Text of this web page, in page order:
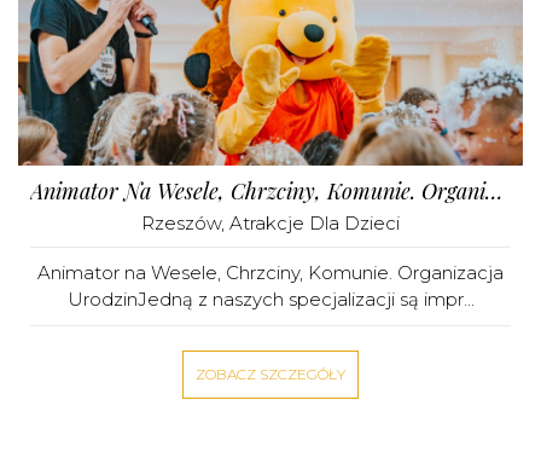
Animator Na Wesele, Chrzciny, Komunie. Organizacja Urodzin
Rzeszów, Atrakcje Dla Dzieci
Animator na Wesele, Chrzciny, Komunie. Organizacja
UrodzinJedną z naszych specjalizacji są impr...
ZOBACZ SZCZEGÓŁY